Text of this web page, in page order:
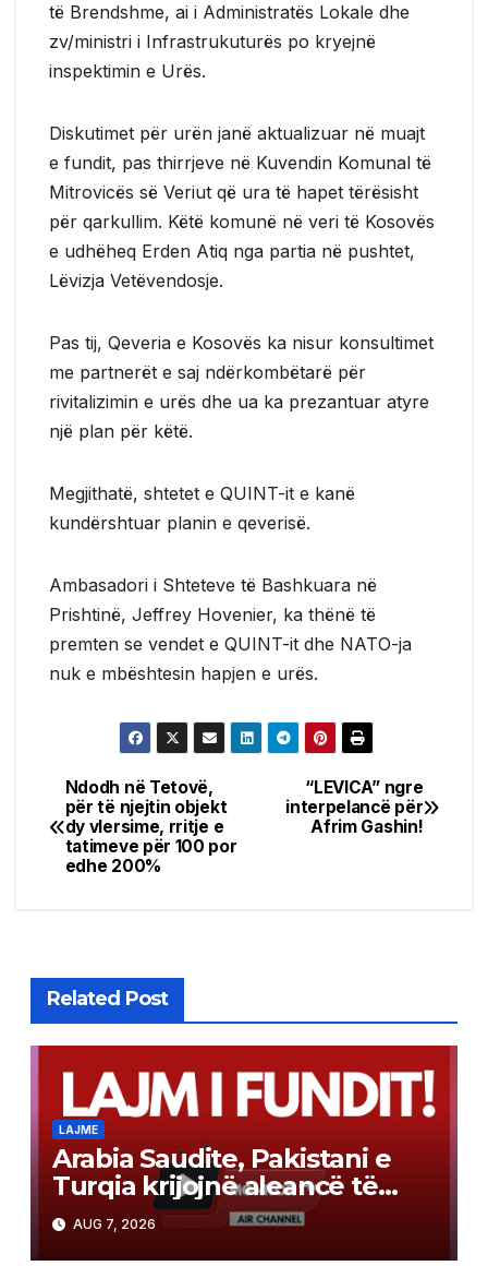
të Brendshme, ai i Administratës Lokale dhe
zv/ministri i Infrastrukuturës po kryejnë
inspektimin e Urës.
Diskutimet për urën janë aktualizuar në muajt
e fundit, pas thirrjeve në Kuvendin Komunal të
Mitrovicës së Veriut që ura të hapet tërësisht
për qarkullim. Këtë komunë në veri të Kosovës
e udhëheq Erden Atiq nga partia në pushtet,
Lëvizja Vetëvendosje.
Pas tij, Qeveria e Kosovës ka nisur konsultimet
me partnerët e saj ndërkombëtarë për
rivitalizimin e urës dhe ua ka prezantuar atyre
një plan për këtë.
Megjithatë, shtetet e QUINT-it e kanë
kundërshtuar planin e qeverisë.
Ambasadori i Shteteve të Bashkuara në
Prishtinë, Jeffrey Hovenier, ka thënë të
premten se vendet e QUINT-it dhe NATO-ja
nuk e mbështesin hapjen e urës.
Post
navigation
“LEVICA” ngre
interpelancë për
Afrim Gashin!
Ndodh në Tetovë,
për të njejtin objekt
dy vlersime, rritje e
tatimeve për 100 por
edhe 200%
Related Post
LAJME
Arabia Saudite, Pakistani e
Turqia krijojnë aleancë të
përbashkët mbrojtjeje sipas
modelit të NATO-s
AUG 7, 2026